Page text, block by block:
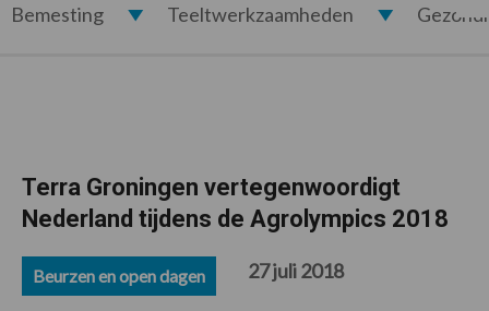
Bemesting Teeltwerkzaamheden
Terra Groningen vertegenwoordigt
Nederland tijdens de Agrolympics 2018
Beurzen en open dagen 27 juli 2018